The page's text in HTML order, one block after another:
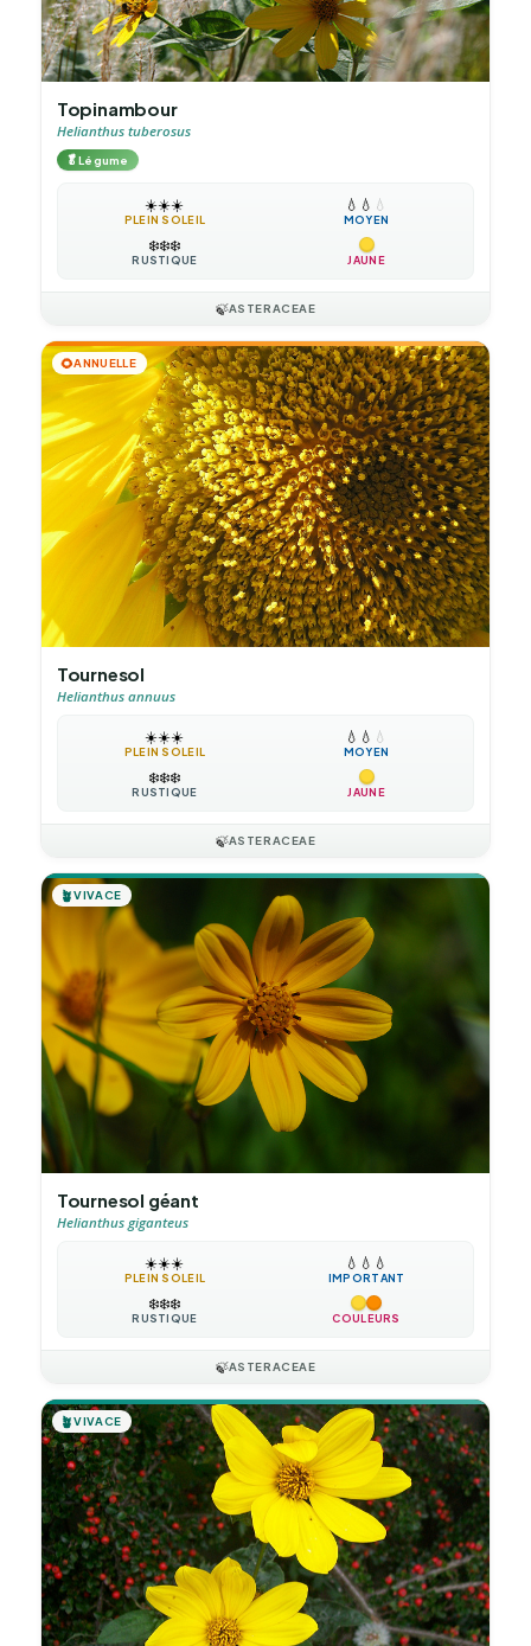
Topinambour
Helianthus tuberosus
🥬Légume
☀️☀️☀️
PLEIN SOLEIL
💧 💧 💧
MOYEN
❄️❄️❄️
RUSTIQUE JAUNE
🍃ASTERACEAE
🌻ANNUELLE
Tournesol
Helianthus annuus
☀️☀️☀️
PLEIN SOLEIL
💧 💧 💧
MOYEN
❄️❄️❄️
RUSTIQUE JAUNE
🍃ASTERACEAE
🪴VIVACE
Tournesol géant
Helianthus giganteus
☀️☀️☀️
PLEIN SOLEIL
💧 💧 💧
IMPORTANT
❄️❄️❄️
RUSTIQUE COULEURS
🍃ASTERACEAE
🪴VIVACE